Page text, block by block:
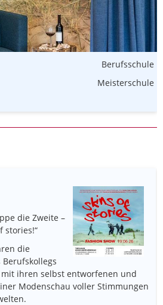
Berufsschule
Meisterschule
die Zweite –
stories!“
die
ihren selbst entworfenen und
Modenschau voller Stimmungen